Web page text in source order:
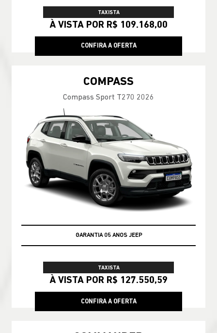
TAXISTA
À VISTA POR R$ 109.168,00
CONFIRA A OFERTA
COMPASS
Compass Sport T270 2026
GARANTIA 05 ANOS JEEP
TAXISTA
À VISTA POR R$ 127.550,59
CONFIRA A OFERTA